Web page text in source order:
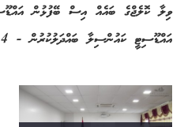
ވިލާ ކޮލެޖްގެ ބައެއް އިސް ބޭފުޅުން
އައްޑޫސިޓީ ކައުންސިލާ ބައްދަލުކުރުން - 4 ޑިސެމްބަރ 2016